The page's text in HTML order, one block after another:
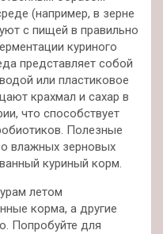
(например, в зерне
с пищей в правильно
куриного
представляет собой
или пластиковое
крахмал и сахар в
что способствует
Полезные
влажных зерновых
куриный корм.
летом
корма, а другие
Попробуйте для